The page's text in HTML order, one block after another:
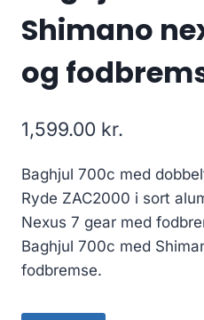
Shimano
og
1,599.00 kr.
Baghjul 700c med
Ryde ZAC2000 i sort
Nexus 7 gear med
Baghjul 700c med
fodbremse.